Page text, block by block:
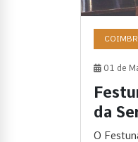
01 de
da
O